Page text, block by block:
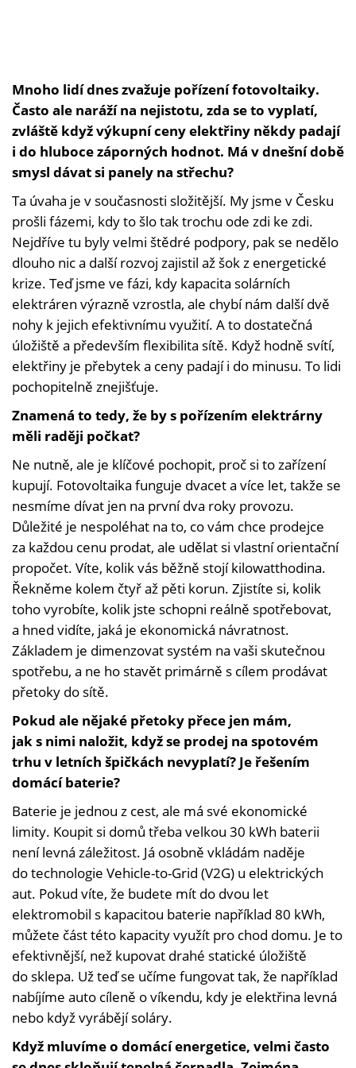
Mnoho lidí dnes zvažuje pořízení fotovoltaiky.
Často ale naráží na nejistotu, zda se to vyplatí,
zvláště když výkupní ceny elektřiny někdy padají
i do hluboce záporných hodnot. Má v dnešní době
smysl dávat si panely na střechu?
Ta úvaha je v současnosti složitější. My jsme v Česku
prošli fázemi, kdy to šlo tak trochu ode zdi ke zdi.
Nejdříve tu byly velmi štědré podpory, pak se nedělo
dlouho nic a další rozvoj zajistil až šok z energetické
krize. Teď jsme ve fázi, kdy kapacita solárních
elektráren výrazně vzrostla, ale chybí nám další dvě
nohy k jejich efektivnímu využití. A to dostatečná
úložiště a především flexibilita sítě. Když hodně svítí,
elektřiny je přebytek a ceny padají i do minusu. To lidi
pochopitelně znejišťuje.
Znamená to tedy, že by s pořízením elektrárny
měli raději počkat?
Ne nutně, ale je klíčové pochopit, proč si to zařízení
kupují. Fotovoltaika funguje dvacet a více let, takže se
nesmíme dívat jen na první dva roky provozu.
Důležité je nespoléhat na to, co vám chce prodejce
za každou cenu prodat, ale udělat si vlastní orientační
propočet. Víte, kolik vás běžně stojí kilowatthodina.
Řekněme kolem čtyř až pěti korun. Zjistíte si, kolik
toho vyrobíte, kolik jste schopni reálně spotřebovat,
a hned vidíte, jaká je ekonomická návratnost.
Základem je dimenzovat systém na vaši skutečnou
spotřebu, a ne ho stavět primárně s cílem prodávat
přetoky do sítě.
Pokud ale nějaké přetoky přece jen mám,
jak s nimi naložit, když se prodej na spotovém
trhu v letních špičkách nevyplatí? Je řešením
domácí baterie?
Baterie je jednou z cest, ale má své ekonomické
limity. Koupit si domů třeba velkou 30 kWh baterii
není levná záležitost. Já osobně vkládám naděje
do technologie Vehicle-to-Grid (V2G) u elektrických
aut. Pokud víte, že budete mít do dvou let
elektromobil s kapacitou baterie například 80 kWh,
můžete část této kapacity využít pro chod domu. Je to
efektivnější, než kupovat drahé statické úložiště
do sklepa. Už teď se učíme fungovat tak, že například
nabíjíme auto cíleně o víkendu, kdy je elektřina levná
nebo když vyrábějí soláry.
Když mluvíme o domácí energetice, velmi často